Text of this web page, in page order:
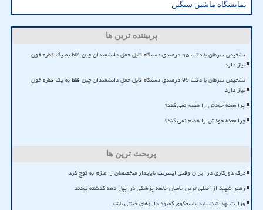
نمایشگاه ماشین سنگین
پربیننده ترین ها
تشخیص سرطان با دقت ۹۵ درصدی دستگاه قابل حمل دانشمندان چین فقط به یک قطره خون
نیاز دارد
تشخیص سرطان با دقت 95 درصدی دستگاه قابل حمل دانشمندان چین فقط به یک قطره خون
نیاز دارد
چرا معده خودش را هضم نمی کند؟
چرا معده خودش را هضم نمی کند؟
پربحث ترین ها
مرگ دورکاری در ایران وقتی اینترنت ناپایدار متخصصان را ملزم به کوچ کرد
رهبر شهید از اصلی ترین حامیان جامعه پزشکی در چهار دهه گذشته بودند
وزارت بهداشت باید پاسخگوی کمبود داروهای حیاتی باشد